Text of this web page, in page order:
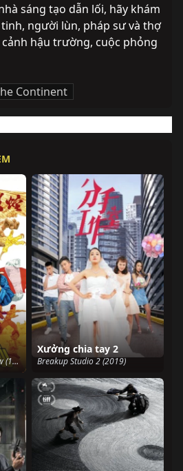
sáng tạo dẫn lối, hãy khám
người lùn, pháp sư và thợ
hậu trường, cuộc phỏng
Continent
Snake in the Eagle's Shadow (1978)
Xưởng chia tay 2
Breakup Studio 2 (2019)